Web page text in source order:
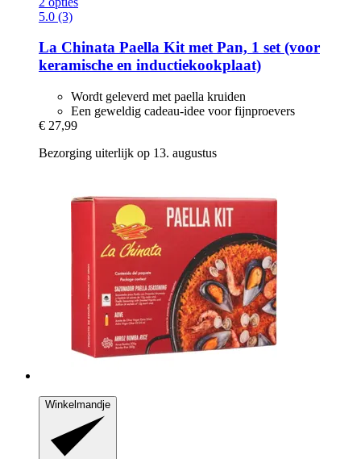
5.0 (3)
La Chinata Paella Kit met Pan, 1 set (voor
keramische en inductiekookplaat)
Wordt geleverd met paella kruiden
Een geweldig cadeau-idee voor fijnproevers
€ 27,99
Bezorging uiterlijk op 13. augustus
Winkelmandje